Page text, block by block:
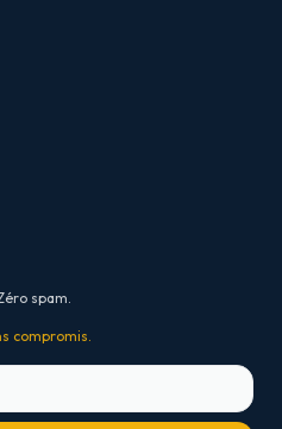
spam.
compromis.